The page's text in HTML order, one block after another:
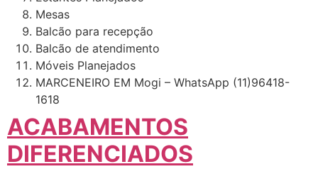
Mesas
Balcão para recepção
Balcão de atendimento
Móveis Planejados
MARCENEIRO EM Mogi – WhatsApp (11)96418-
1618
ACABAMENTOS
DIFERENCIADOS